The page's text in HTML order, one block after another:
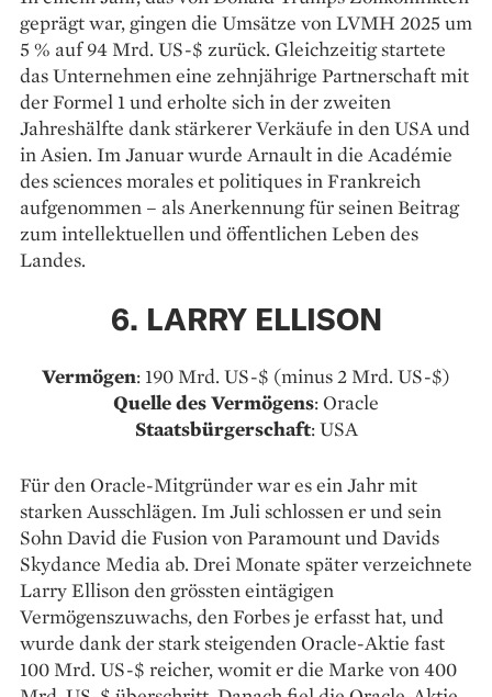
geprägt war, gingen die Umsätze von LVMH 2025 um
5 % auf 94 Mrd. US-$ zurück. Gleichzeitig startete
das Unternehmen eine zehnjährige Partnerschaft mit
der Formel 1 und erholte sich in der zweiten
Jahreshälfte dank stärkerer Verkäufe in den USA und
in Asien. Im Januar wurde Arnault in die Académie
des sciences morales et politiques in Frankreich
aufgenommen – als Anerkennung für seinen Beitrag
zum intellektuellen und öffentlichen Leben des
Landes.
6. LARRY ELLISON
Vermögen: 190 Mrd. US-$ (minus 2 Mrd. US-$)
Quelle des Vermögens: Oracle
Staatsbürgerschaft: USA
Für den Oracle-Mitgründer war es ein Jahr mit
starken Ausschlägen. Im Juli schlossen er und sein
Sohn David die Fusion von Paramount und Davids
Skydance Media ab. Drei Monate später verzeichnete
Larry Ellison den grössten eintägigen
Vermögenszuwachs, den Forbes je erfasst hat, und
wurde dank der stark steigenden Oracle-Aktie fast
100 Mrd. US-$ reicher, womit er die Marke von 400